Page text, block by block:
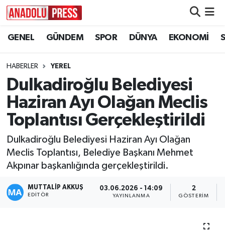
GENEL GÜNDEM SPOR DÜNYA EKONOMİ
HABERLER YEREL
Dulkadiroğlu Belediyesi
Haziran Ayı Olağan Meclis
Toplantısı Gerçekleştirildi
Dulkadiroğlu Belediyesi Haziran Ayı Olağan
Meclis Toplantısı, Belediye Başkanı Mehmet
Akpınar başkanlığında gerçekleştirildi.
MUTTALİP AKKUŞ
EDITÖR
03.06.2026 - 14:09
YAYINLANMA
2
GÖSTERIM
Nöbetçi Eczaneler
Hava Durumu
Namaz Vakitleri
Trafik Durumu
Süper Lig Puan Durumu ve Fikstür
Tüm Manşetler
Son Dakika Haberleri